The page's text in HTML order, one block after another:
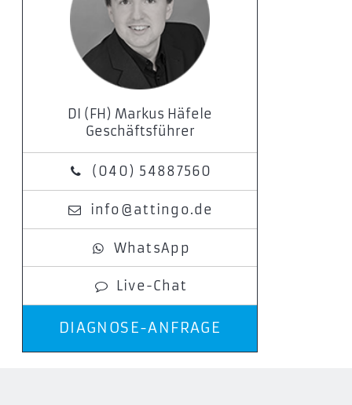
DI (FH) Markus Häfele
Geschäftsführer
(040) 54887560
info@attingo.de
WhatsApp
Live-Chat
DIAGNOSE-ANFRAGE